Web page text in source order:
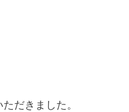
だきました。